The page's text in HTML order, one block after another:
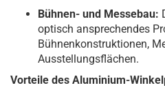
Bühnen- und Messebau:
optisch ansprechendes
Bühnenkonstruktionen,
Ausstellungsflächen.
Vorteile des Aluminium-